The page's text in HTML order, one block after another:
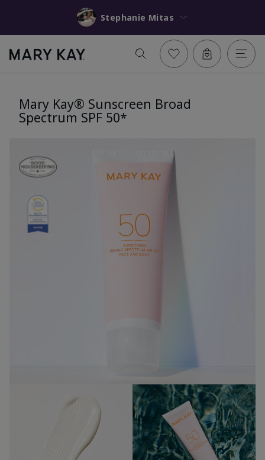
Stephanie Mitas
Mary Kay® Sunscreen Broad
Spectrum SPF 50*